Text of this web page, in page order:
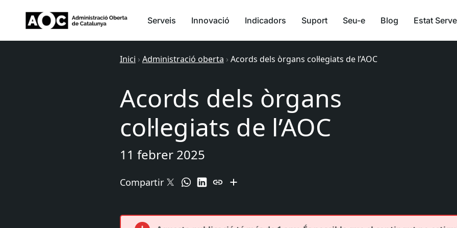
Serveis Innovació Indicadors Suport Seu-e Blog Estat
Inici › Administració oberta › Acords dels òrgans col·legiats de l’AOC
Acords dels òrgans
col·legiats de l’AOC
11 febrer 2025
Compartir